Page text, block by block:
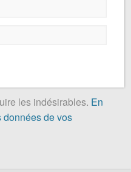
les indésirables. En
données de vos